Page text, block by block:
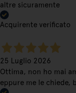
altre sicuramente
Acquirente verificato
25 Luglio 2026
Ottima, non ho mai
eppure me le chiede,